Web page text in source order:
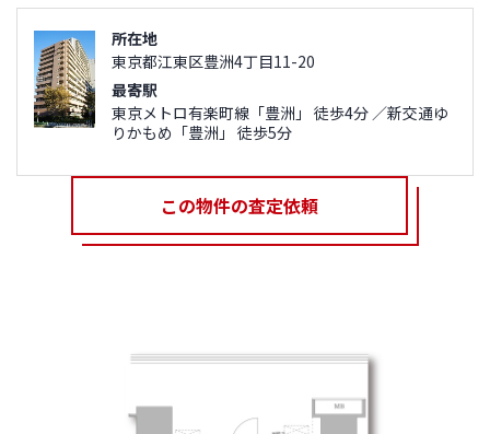
所在地
東京都江東区豊洲4丁目11-20
最寄駅
東京メトロ有楽町線「豊洲」 徒歩4分 ／新交通ゆ
りかもめ「豊洲」 徒歩5分
この物件の査定依頼